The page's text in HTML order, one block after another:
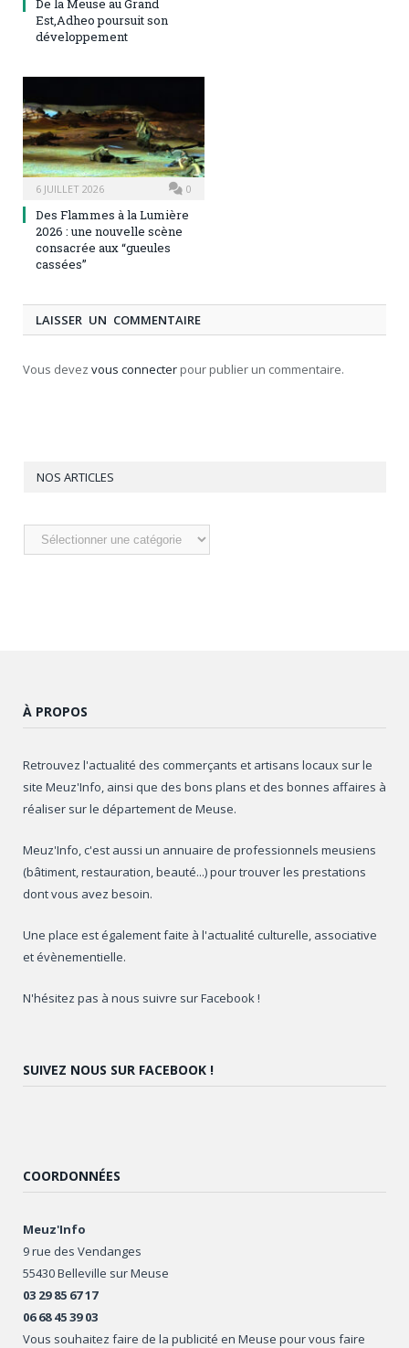
De la Meuse au Grand
Est,Adheo poursuit son
développement
6 JUILLET 2026 0
Des Flammes à la Lumière
2026 : une nouvelle scène
consacrée aux “gueules
cassées”
LAISSER UN COMMENTAIRE
Vous devez vous connecter pour publier un commentaire.
NOS ARTICLES
Nos
articles
À PROPOS
Retrouvez l'actualité des commerçants et artisans locaux sur le
site Meuz'Info, ainsi que des bons plans et des bonnes affaires à
réaliser sur le département de Meuse.
Meuz'Info, c'est aussi un annuaire de professionnels meusiens
(bâtiment, restauration, beauté...) pour trouver les prestations
dont vous avez besoin.
Une place est également faite à l'actualité culturelle, associative
et évènementielle.
N'hésitez pas à nous suivre sur Facebook !
SUIVEZ NOUS SUR FACEBOOK !
COORDONNÉES
Meuz'Info
9 rue des Vendanges
55430 Belleville sur Meuse
03 29 85 67 17
06 68 45 39 03
Vous souhaitez faire de la publicité en Meuse pour vous faire